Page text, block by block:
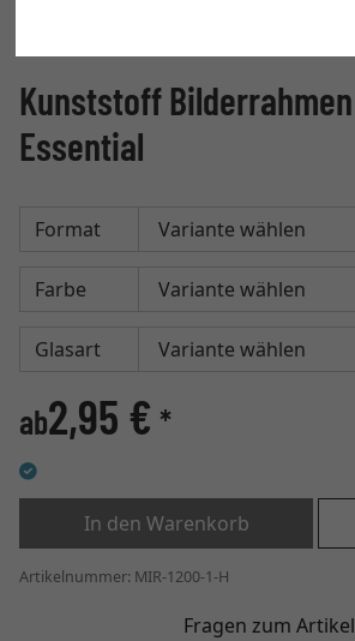
Kunststoff Bilderrahmen
Essential
Format
Farbe
Glasart
ab2,95 € *
In den Warenkorb
Artikelnummer: MIR-1200-1-H
Fragen zum Artikel